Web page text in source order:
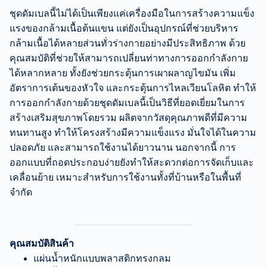
ชุดดัมเบลนี้ไม่ได้เป็นเพียงแค่เครื่องมือในการสร้างความแข็ง
แรงของกล้ามเนื้อต้นแขน แต่ยังเป็นอุปกรณ์ที่ช่วยบริหาร
กล้ามเนื้อได้หลายส่วนทั่วร่างกายอย่างมีประสิทธิภาพ ด้วย
คุณสมบัติที่ช่วยให้สามารถเปลี่ยนท่าทางการออกกำลังกาย
ได้หลากหลาย ทั้งยังช่วยกระตุ้นการเผาผลาญไขมัน เพิ่ม
อัตราการเต้นของหัวใจ และกระตุ้นการไหลเวียนโลหิต ทำให้
การออกกำลังกายด้วยชุดดัมเบลนี้เป็นวิธีที่ยอดเยี่ยมในการ
สร้างเสริมสุขภาพโดยรวม ผลิตจากวัสดุคุณภาพดีที่มีความ
ทนทานสูง ทำให้โครงสร้างมีความแข็งแรง มั่นใจได้ในความ
ปลอดภัย และสามารถใช้งานได้ยาวนาน นอกจากนี้ การ
ออกแบบที่ถอดประกอบง่ายยังทำให้สะดวกต่อการจัดเก็บและ
เคลื่อนย้าย เหมาะสำหรับการใช้งานทั้งที่บ้านหรือในพื้นที่
จำกัด
คุณสมบัติสินค้า
แผ่นน้ำหนักแบบพลาสติกทรงกลม